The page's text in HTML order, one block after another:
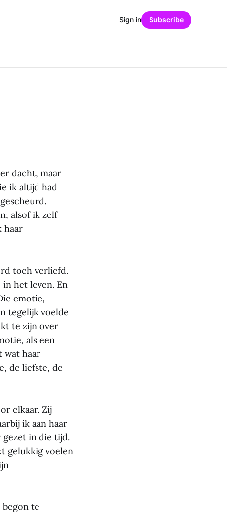
Sign in Subscribe
dacht, maar
ik altijd had
alsof ik zelf
haar
toch verliefd.
het leven. En
emotie,
tegelijk voelde
te zijn over
als een
wat haar
de liefste, de
elkaar. Zij
ik aan haar
gezet in die tijd.
gelukkig voelen
begon te